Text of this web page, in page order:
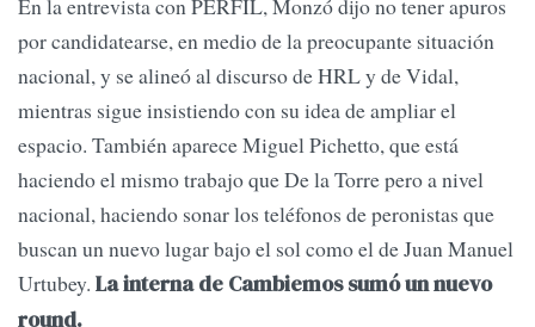
por candidatearse, en medio de la preocupante situación
nacional, y se alineó al discurso de HRL y de Vidal,
mientras sigue insistiendo con su idea de ampliar el
espacio. También aparece Miguel Pichetto, que está
haciendo el mismo trabajo que De la Torre pero a nivel
nacional, haciendo sonar los teléfonos de peronistas que
buscan un nuevo lugar bajo el sol como el de Juan Manuel
Urtubey. La interna de Cambiemos sumó un nuevo
round.